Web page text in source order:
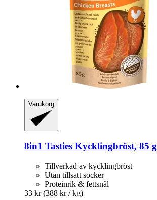
Varukorg
8in1 Tasties Kycklingbröst, 85 g
Tillverkad av kycklingbröst
Utan tillsatt socker
Proteinrik & fettsnål
33 kr (388 kr / kg)